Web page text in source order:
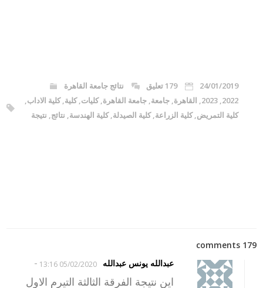
24/01/2019 179 تعليق
نتائج جامعة القاهرة
2022
,
2023
, القاهرة,جامعة,جامعة القاهرة,كليات,كلية,كلية الاداب,
كلية التمريض,كلية الزراعة,كلية الصيدلة,كلية الهندسة, نتائج, نتيجة
179 comments
عبدالله يونس عبدالله
05/02/2020 13:16
-
اين نتيجة الفرقة الثالثة التيرم الاول